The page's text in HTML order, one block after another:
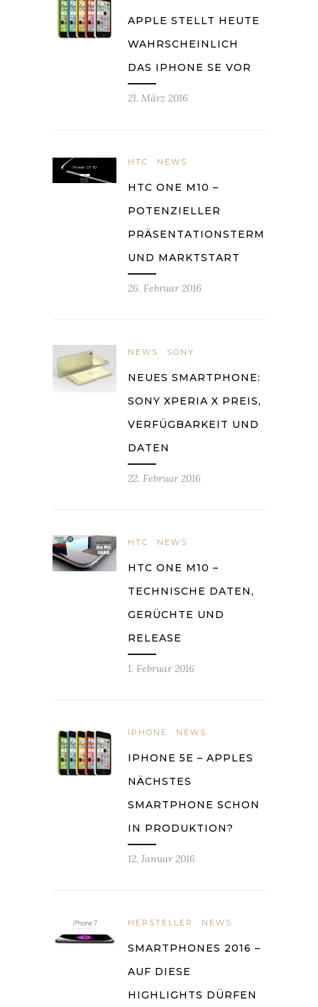
APPLE STELLT HEUTE
WAHRSCHEINLICH
DAS IPHONE SE VOR
21. März 2016
HTC NEWS
HTC ONE M10 –
POTENZIELLER
PRÄSENTATIONSTERMIN
UND MARKTSTART
26. Februar 2016
NEWS SONY
NEUES SMARTPHONE:
SONY XPERIA X PREIS,
VERFÜGBARKEIT UND
DATEN
22. Februar 2016
HTC NEWS
HTC ONE M10 –
TECHNISCHE DATEN,
GERÜCHTE UND
RELEASE
1. Februar 2016
IPHONE NEWS
IPHONE 5E – APPLES
NÄCHSTES
SMARTPHONE SCHON
IN PRODUKTION?
12. Januar 2016
HERSTELLER NEWS
SMARTPHONES 2016 –
AUF DIESE
HIGHLIGHTS DÜRFEN